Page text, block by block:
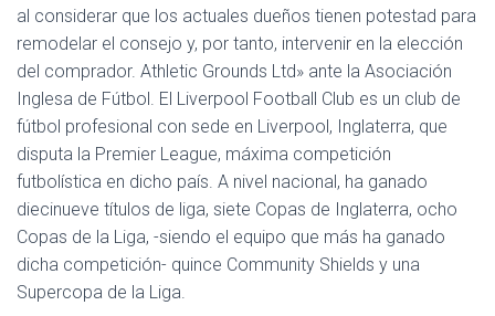
al considerar que los actuales dueños tienen potestad para
remodelar el consejo y, por tanto, intervenir en la elección
del comprador. Athletic Grounds Ltd» ante la Asociación
Inglesa de Fútbol. El Liverpool Football Club es un club de
fútbol profesional con sede en Liverpool, Inglaterra, que
disputa la Premier League, máxima competición
futbolística en dicho país. A nivel nacional, ha ganado
diecinueve títulos de liga, siete Copas de Inglaterra, ocho
Copas de la Liga, -siendo el equipo que más ha ganado
dicha competición- quince Community Shields y una
Supercopa de la Liga.